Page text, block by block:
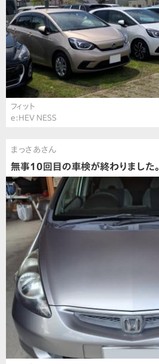
フィット
e:HEV NESS
まっさあさん
無事10回目の車検が終わりました。